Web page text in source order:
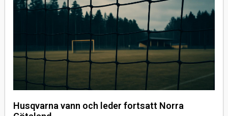
Husqvarna vann och leder fortsatt Norra